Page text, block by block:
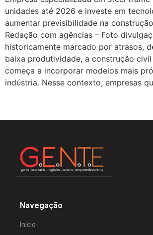
unidades até 2026 e investe em
aumentar previsibilidade na
Redação com agências – Foto
historicamente marcado por atrasos,
baixa produtividade, a construção civil
começa a incorporar modelos mais
indústria. Nesse contexto, empresas
Navegação
Início